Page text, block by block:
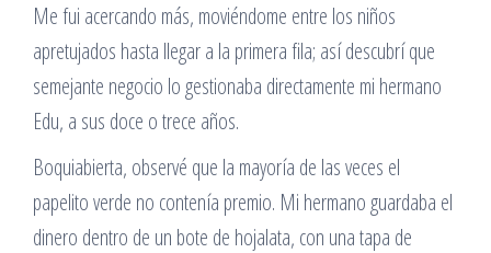
Me fui acercando más, moviéndome entre los niños
apretujados hasta llegar a la primera fila; así descubrí que
semejante negocio lo gestionaba directamente mi hermano
Edu, a sus doce o trece años.
Boquiabierta, observé que la mayoría de las veces el
papelito verde no contenía premio. Mi hermano guardaba el
dinero dentro de un bote de hojalata, con una tapa de